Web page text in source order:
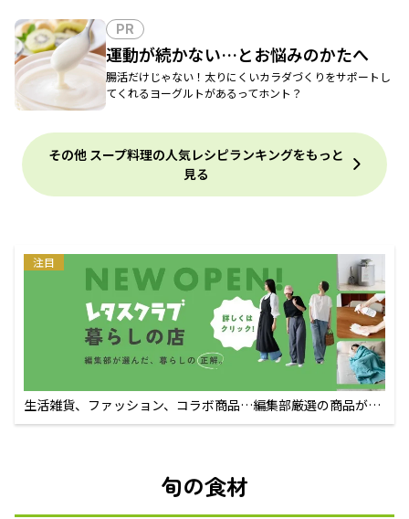
PR
運動が続かない…とお悩みのかたへ
腸活だけじゃない！太りにくいカラダづくりをサポートし
てくれるヨーグルトがあるってホント？
その他 スープ料理の人気レシピランキングをもっと
見る
注目
生活雑貨、ファッション、コラボ商品…編集部厳選の商品が買
えるECサイト
旬の食材